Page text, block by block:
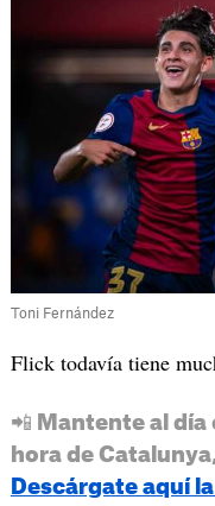
Toni Fernández
Flick todavía tiene
📲 Mantente al
hora de
Descárgate aquí